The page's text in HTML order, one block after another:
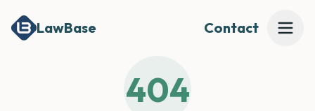
LawBase Contact
Mijn Dossier Beoordelen
404